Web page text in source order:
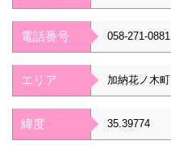
電話番号 058-271-0881
エリア 加納花ノ木町
緯度 35.39774